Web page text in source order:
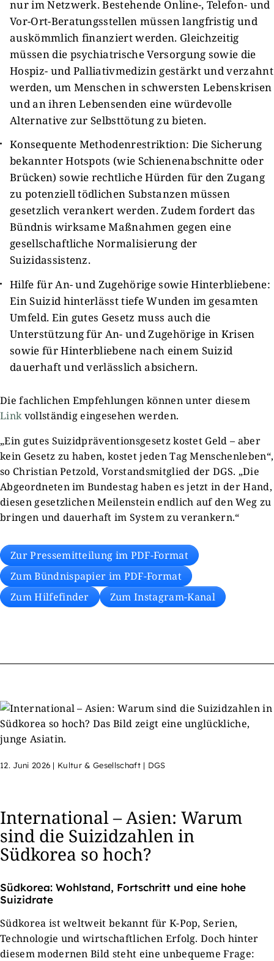
nur im Netzwerk. Bestehende Online-, Telefon- und
Vor-Ort-Beratungsstellen müssen langfristig und
auskömmlich finanziert werden. Gleichzeitig
müssen die psychiatrische Versorgung sowie die
Hospiz- und Palliativmedizin gestärkt und verzahnt
werden, um Menschen in schwersten Lebenskrisen
und an ihren Lebensenden eine würdevolle
Alternative zur Selbsttötung zu bieten.
Konsequente Methodenrestriktion: Die Sicherung
bekannter Hotspots (wie Schienenabschnitte oder
Brücken) sowie rechtliche Hürden für den Zugang
zu potenziell tödlichen Substanzen müssen
gesetzlich verankert werden. Zudem fordert das
Bündnis wirksame Maßnahmen gegen eine
gesellschaftliche Normalisierung der
Suizidassistenz.
Hilfe für An- und Zugehörige sowie Hinterbliebene:
Ein Suizid hinterlässt tiefe Wunden im gesamten
Umfeld. Ein gutes Gesetz muss auch die
Unterstützung für An- und Zugehörige in Krisen
sowie für Hinterbliebene nach einem Suizid
dauerhaft und verlässlich absichern.
Die fachlichen Empfehlungen können unter diesem
Linkvollständig eingesehen werden.
„Ein gutes Suizidpräventionsgesetz kostet Geld – aber
kein Gesetz zu haben, kostet jeden Tag Menschenleben“,
so Christian Petzold, Vorstandsmitglied der DGS. „Die
Abgeordneten im Bundestag haben es jetzt in der Hand,
diesen gesetzlichen Meilenstein endlich auf den Weg zu
bringen und dauerhaft im System zu verankern.“
Zur Pressemitteilung im PDF-Format
Zum Bündnispapier im PDF-Format
Zum Hilfefinder
Zum Instagram-Kanal
12. Juni 2026 | Kultur & Gesellschaft | DGS
International – Asien: Warum
sind die Suizidzahlen in
Südkorea so hoch?
Südkorea: Wohlstand, Fortschritt und eine hohe
Suizidrate
Südkorea ist weltweit bekannt für K-Pop, Serien,
Technologie und wirtschaftlichen Erfolg. Doch hinter
diesem modernen Bild steht eine unbequeme Frage: